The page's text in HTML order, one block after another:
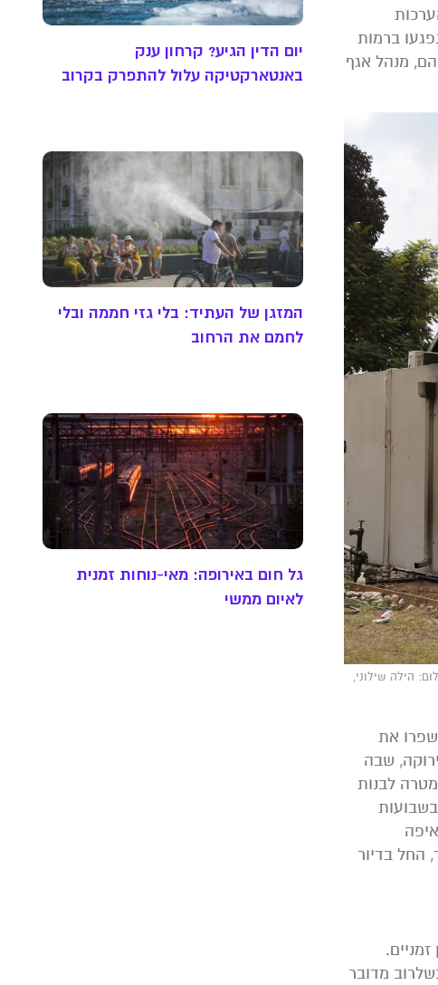
באוקטובר. על פי הערכות
נפגעו ברמות
מנהל אגף
הילה שילוני,
את
שבה
לבנות
החל בדיור
מדובר
יום הדין הגיע? קרחון ענק
באנטארקטיקה עלול להתפרק בקרוב
המזגן של העתיד: בלי גזי חממה ובלי
לחמם את הרחוב
גל חום באירופה: מאי-נוחות זמנית
לאיום ממשי